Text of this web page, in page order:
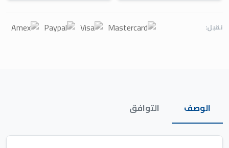
نقبل:
الوصف التوافق